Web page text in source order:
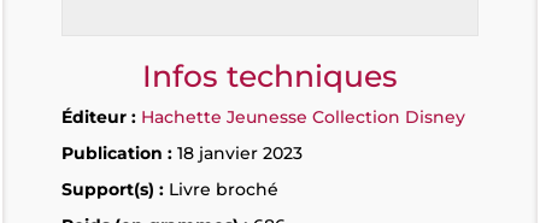
Infos techniques
Éditeur : Hachette Jeunesse Collection Disney
Publication : 18 janvier 2023
Support(s) : Livre broché